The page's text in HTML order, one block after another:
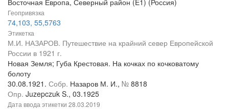
Геопривязка
74,103, 55,5763
Этикетка
М.И. НАЗАРОВ. Путешествие на крайний север Европейской
России в 1921 г.
Новая Земля; Губа Крестовая. На кочках по кочковатому
болоту
30.08.1921. Собр. Назаров М. И., № 8818
Опр. Juzepczuk S., 03.1925
Дата ввода этикетки 28.03.2019